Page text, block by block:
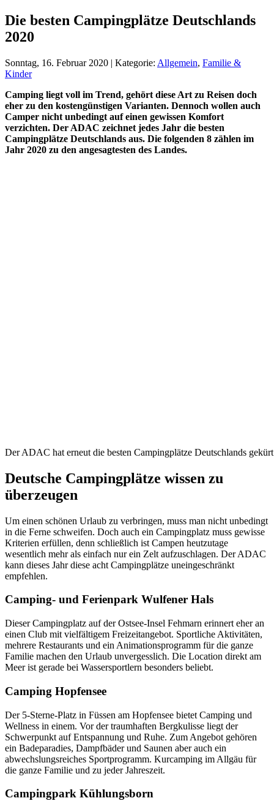
Die besten Campingplätze Deutschlands
2020
Sonntag, 16. Februar 2020 | Kategorie: Allgemein, Familie &
Kinder
Camping liegt voll im Trend, gehört diese Art zu Reisen doch
eher zu den kostengünstigen Varianten. Dennoch wollen auch
Camper nicht unbedingt auf einen gewissen Komfort
verzichten. Der ADAC zeichnet jedes Jahr die besten
Campingplätze Deutschlands aus. Die folgenden 8 zählen im
Jahr 2020 zu den angesagtesten des Landes.
Der ADAC hat erneut die besten Campingplätze Deutschlands
Deutsche Campingplätze wissen zu
überzeugen
Um einen schönen Urlaub zu verbringen, muss man nicht unbedingt
in die Ferne schweifen. Doch auch ein Campingplatz muss gewisse
Kriterien erfüllen, denn schließlich ist Campen heutzutage
wesentlich mehr als einfach nur ein Zelt aufzuschlagen. Der ADAC
kann dieses Jahr diese acht Campingplätze uneingeschränkt
empfehlen.
Camping- und Ferienpark Wulfener Hals
Dieser Campingplatz auf der Ostsee-Insel Fehmarn erinnert eher an
einen Club mit vielfältigem Freizeitangebot. Sportliche Aktivitäten,
mehrere Restaurants und ein Animationsprogramm für die ganze
Familie machen den Urlaub unvergesslich. Die Location direkt am
Meer ist gerade bei Wassersportlern besonders beliebt.
Camping Hopfensee
Der 5-Sterne-Platz in Füssen am Hopfensee bietet Camping und
Wellness in einem. Vor der traumhaften Bergkulisse liegt der
Schwerpunkt auf Entspannung und Ruhe. Zum Angebot gehören
ein Badeparadies, Dampfbäder und Saunen aber auch ein
abwechslungsreiches Sportprogramm. Kurcamping im Allgäu für
die ganze Familie und zu jeder Jahreszeit.
Campingpark Kühlungsborn